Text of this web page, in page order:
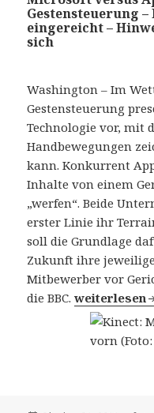
Gestensteuerung
eingereicht –
sich
Washington – Im
Gestensteuerung
Technologie vor, mit
Handbewegungen
kann. Konkurrent
Inhalte von einem
„werfen“. Beide
erster Linie ihr
soll die Grundlage
Zukunft ihre
Mitbewerber vor
die BBC. Microsoft
weiterlesen